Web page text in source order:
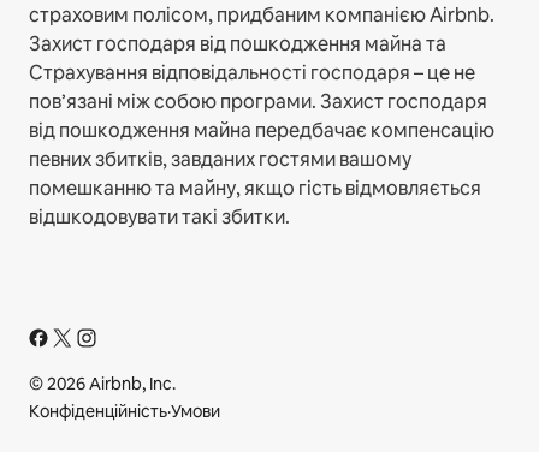
страховим полісом, придбаним компанією Airbnb.
Захист господаря від пошкодження майна та
Страхування відповідальності господаря – це не
пов’язані між собою програми. Захист господаря
від пошкодження майна передбачає компенсацію
певних збитків, завданих гостями вашому
помешканню та майну, якщо гість відмовляється
відшкодовувати такі збитки.
© 2026 Airbnb, Inc.
Конфіденційність·Умови